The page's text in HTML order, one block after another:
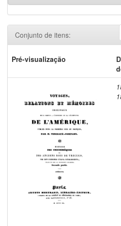
Conjunto de itens:
Pré-visualização